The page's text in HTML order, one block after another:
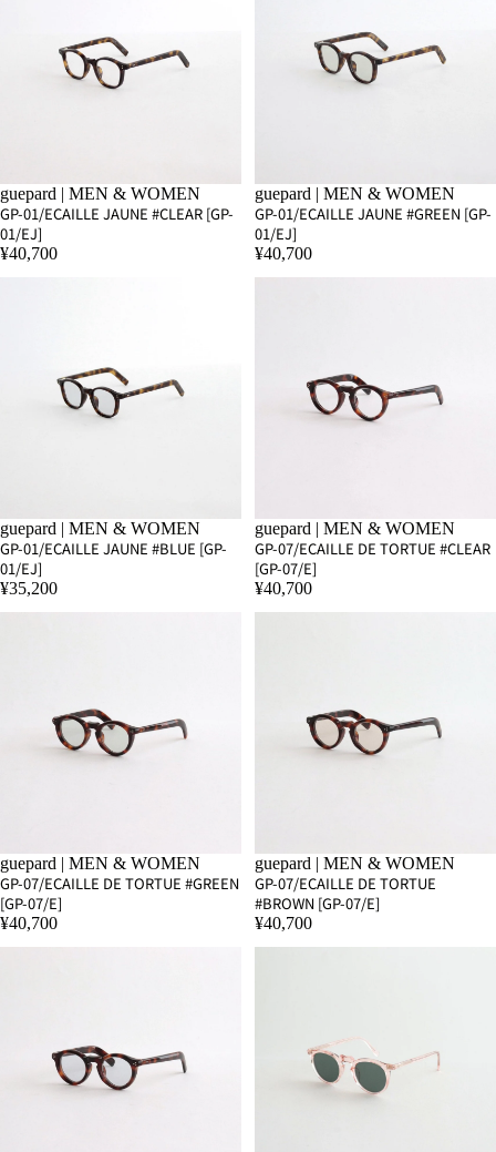
guepard | MEN & WOMEN
GP-01/ECAILLE JAUNE #CLEAR [GP-
01/EJ]
¥40,700
guepard | MEN & WOMEN
GP-01/ECAILLE JAUNE #GREEN [GP-
01/EJ]
¥40,700
SOLD OUT
guepard | MEN & WOMEN
GP-01/ECAILLE JAUNE #BLUE [GP-
01/EJ]
¥35,200
guepard | MEN & WOMEN
GP-07/ECAILLE DE TORTUE #CLEAR
[GP-07/E]
¥40,700
guepard | MEN & WOMEN
GP-07/ECAILLE DE TORTUE #GREEN
[GP-07/E]
¥40,700
guepard | MEN & WOMEN
GP-07/ECAILLE DE TORTUE
#BROWN [GP-07/E]
¥40,700